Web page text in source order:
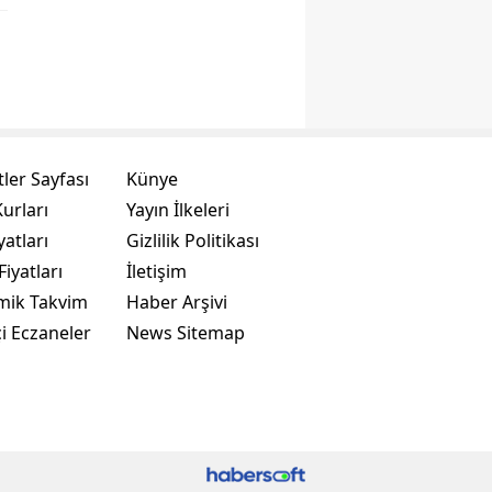
Sayfası
Takvim
Eczaneler
Künye
Yayın İlkeleri
Gizlilik Politikası
İletişim
Haber Arşivi
News Sitemap